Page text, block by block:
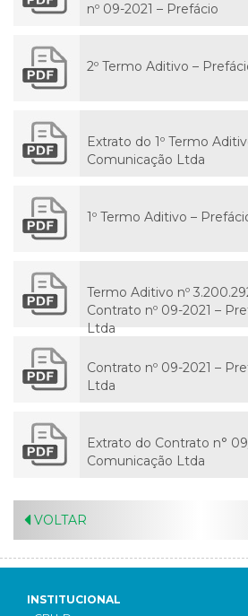
nº 09-2021 – Prefácio
2º Termo Aditivo –
Extrato do 1º Termo
Comunicação Ltda
1º Termo Aditivo –
Termo Aditivo nº
Contrato nº 09-2021 –
Ltda
Contrato nº 09-2021 –
Ltda
Extrato do Contrato n°
Comunicação Ltda
VOLTAR
INSTITUCIONAL